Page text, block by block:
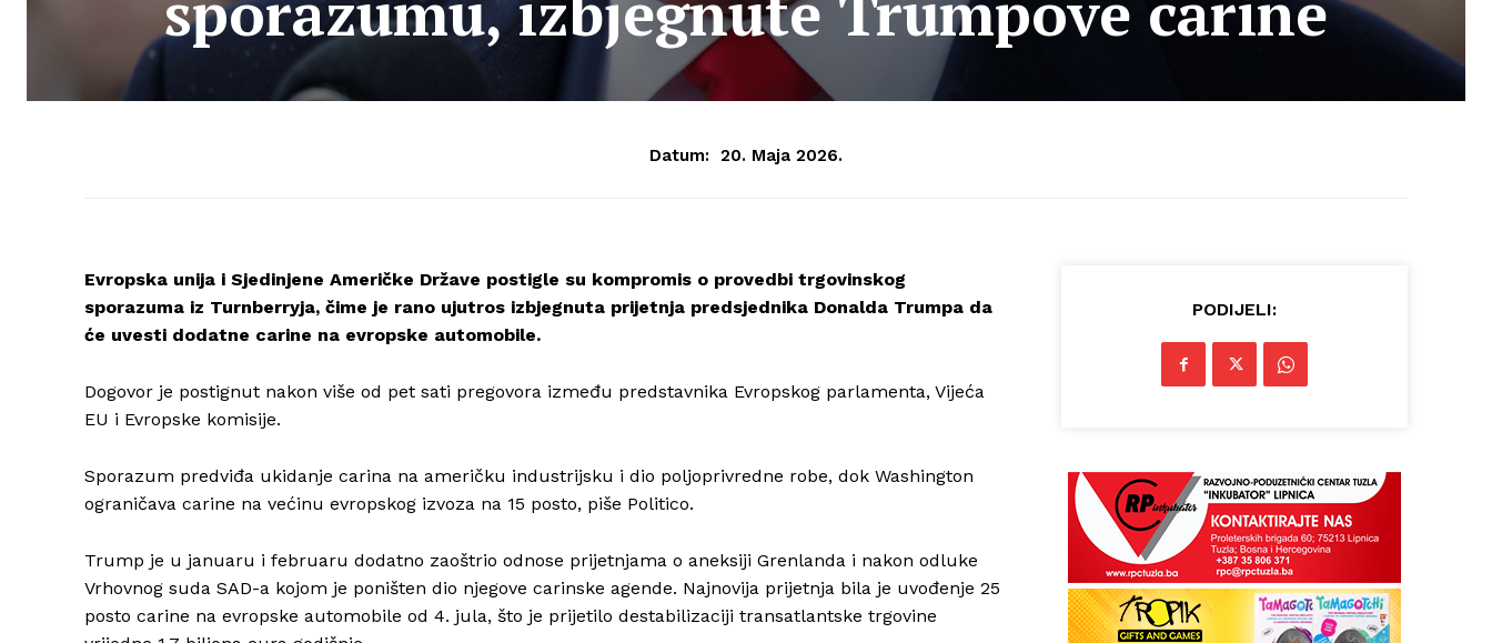
Datum: 20. Maja 2026.
Evropska unija i Sjedinjene Američke Države postigle su kompromis o provedbi trgovinskog
sporazuma iz Turnberryja, čime je rano ujutros izbjegnuta prijetnja predsjednika Donalda Trumpa da
će uvesti dodatne carine na evropske automobile.
Dogovor je postignut nakon više od pet sati pregovora između predstavnika Evropskog parlamenta, Vijeća
EU i Evropske komisije.
Sporazum predviđa ukidanje carina na američku industrijsku i dio poljoprivredne robe, dok Washington
ograničava carine na većinu evropskog izvoza na 15 posto, piše Politico.
Trump je u januaru i februaru dodatno zaoštrio odnose prijetnjama o aneksiji Grenlanda i nakon odluke
Vrhovnog suda SAD-a kojom je poništen dio njegove carinske agende. Najnovija prijetnja bila je uvođenje 25
posto carine na evropske automobile od 4. jula, što je prijetilo destabilizaciji transatlantske trgovine
PODIJELI: